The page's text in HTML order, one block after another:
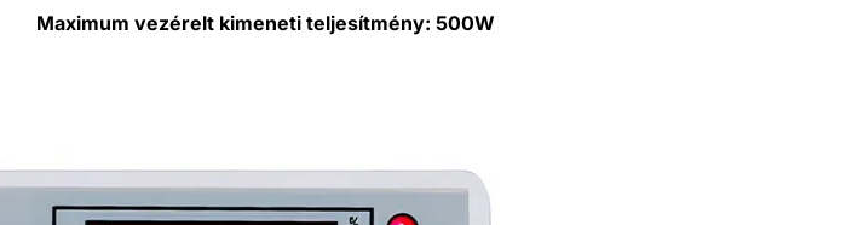
Maximum vezérelt kimeneti teljesítmény: 500W